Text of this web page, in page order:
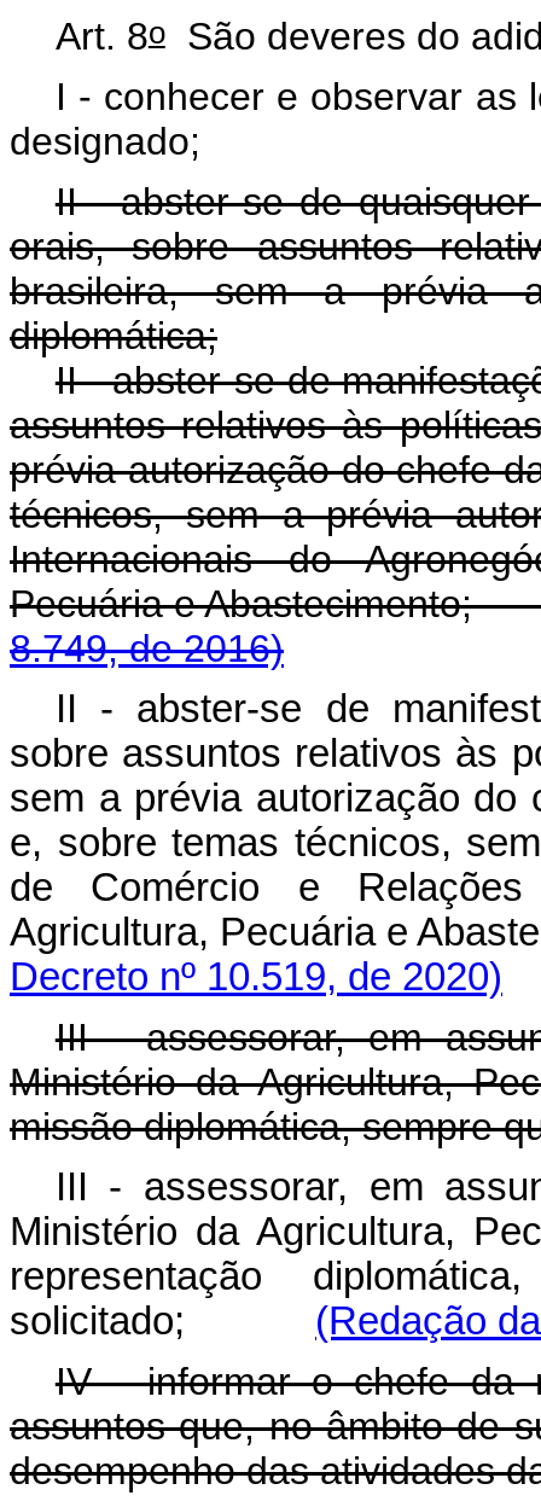
Art. 8oSão deveres do
I - conhecer e observar as
designado;
II - abster-se de
orais, sobre assuntos
brasileira, sem a prévia
diplomática;
II - abster-se de
assuntos relativos às
prévia autorização do chefe
técnicos, sem a prévia
Internacionais do
Pecuária e
8.749, de 2016)
II - abster-se de
sobre assuntos relativos às
sem a prévia autorização do
e, sobre temas técnicos,
de Comércio e
Agricultura, Pecuária e
Decreto nº 10.519, de 2020)
III - assessorar, em
Ministério da Agricultura,
missão diplomática, sempre
III - assessorar, em
Ministério da Agricultura,
representação
solicitado;
(Redação
IV - informar o chefe da
assuntos que, no âmbito de
desempenho das atividades